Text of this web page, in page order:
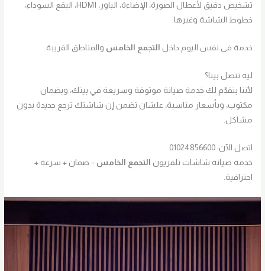
تشخيص دقيق لأعطال الصورة، الإضاءة، الباور، HDMI، البقع السوداء،
خطوط الشاشة وغيرها.
خدمة في نفس اليوم داخل التجمع الخامس والمناطق القريبة.
ليه تتصل بينا؟
لأننا بنقدّم لك خدمة صيانة موثوقة وسريعة في بيتك، وبضمان
مكتوب، وبأسعار مناسبة، علشان تضمن إن شاشتك ترجع جديدة بدون
مشاكل.
اتصل الآن: 01024856600
خدمة صيانة شاشات تلفزيون التجمع الخامس – ضمان + سرعة +
احترافية.